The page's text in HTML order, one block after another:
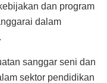
dan program
dalam
sanggar seni dan
sektor pendidikan